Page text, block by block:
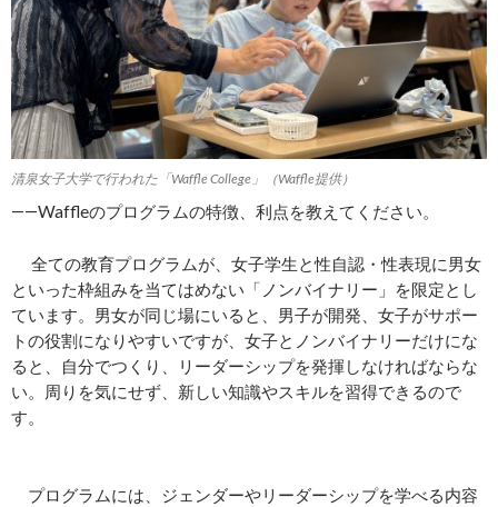
清泉女子大学で行われた「Waffle College」（Waffle提供）
――Waffleのプログラムの特徴、利点を教えてください。
全ての教育プログラムが、女子学生と性自認・性表現に男女
といった枠組みを当てはめない「ノンバイナリー」を限定とし
ています。男女が同じ場にいると、男子が開発、女子がサポー
トの役割になりやすいですが、女子とノンバイナリーだけにな
ると、自分でつくり、リーダーシップを発揮しなければならな
い。周りを気にせず、新しい知識やスキルを習得できるので
す。
プログラムには、ジェンダーやリーダーシップを学べる内容